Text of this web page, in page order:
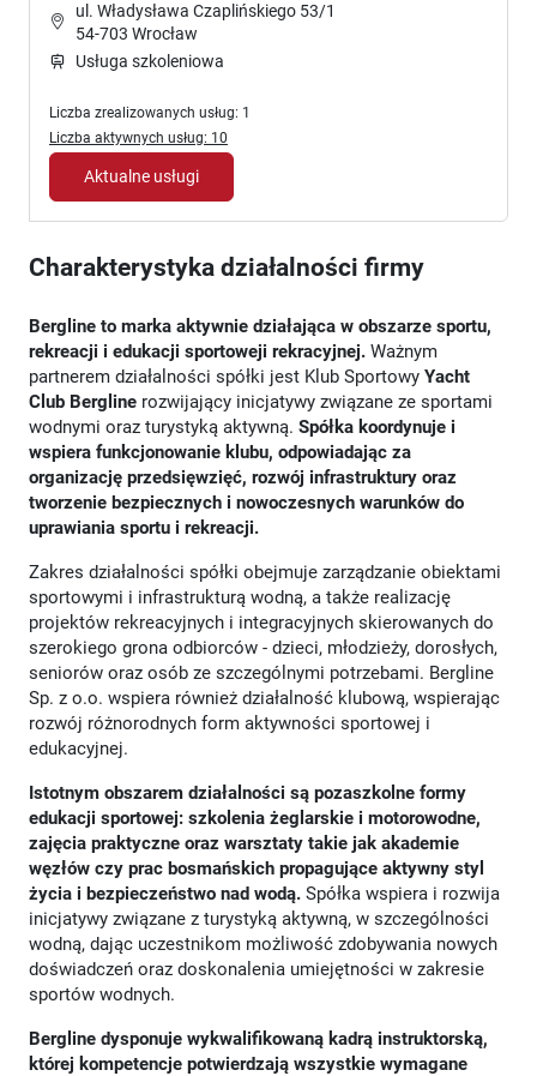
ul. Władysława Czaplińskiego 53/1
54-703 Wrocław
Usługa szkoleniowa
Liczba zrealizowanych usług: 1
Liczba aktywnych usług: 10
Aktualne usługi
Charakterystyka działalności firmy
Bergline to marka aktywnie działająca w obszarze sportu,
rekreacji i edukacji sportoweji rekracyjnej. Ważnym
partnerem działalności spółki jest Klub Sportowy Yacht
Club Bergline rozwijający inicjatywy związane ze sportami
wodnymi oraz turystyką aktywną. Spółka koordynuje i
wspiera funkcjonowanie klubu, odpowiadając za
organizację przedsięwzięć, rozwój infrastruktury oraz
tworzenie bezpiecznych i nowoczesnych warunków do
uprawiania sportu i rekreacji.
Zakres działalności spółki obejmuje zarządzanie obiektami
sportowymi i infrastrukturą wodną, a także realizację
projektów rekreacyjnych i integracyjnych skierowanych do
szerokiego grona odbiorców - dzieci, młodzieży, dorosłych,
seniorów oraz osób ze szczególnymi potrzebami. Bergline
Sp. z o.o. wspiera również działalność klubową, wspierając
rozwój różnorodnych form aktywności sportowej i
edukacyjnej.
Istotnym obszarem działalności są pozaszkolne formy
edukacji sportowej: szkolenia żeglarskie i motorowodne,
zajęcia praktyczne oraz warsztaty takie jak akademie
węzłów czy prac bosmańskich propagujące aktywny styl
życia i bezpieczeństwo nad wodą. Spółka wspiera i rozwija
inicjatywy związane z turystyką aktywną, w szczególności
wodną, dając uczestnikom możliwość zdobywania nowych
doświadczeń oraz doskonalenia umiejętności w zakresie
sportów wodnych.
Bergline dysponuje wykwalifikowaną kadrą instruktorską,
której kompetencje potwierdzają wszystkie wymagane